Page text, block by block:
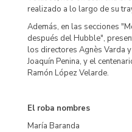
realizado a lo largo de su
Además, en las secciones
después del Hubble",
los directores Agnès Varda
Joaquín Penina, y el
Ramón López Velarde.
El roba nombres
María Baranda